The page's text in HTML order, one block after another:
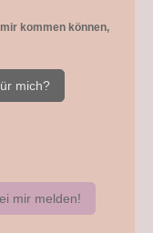
kommen können,
mich?
mir melden!